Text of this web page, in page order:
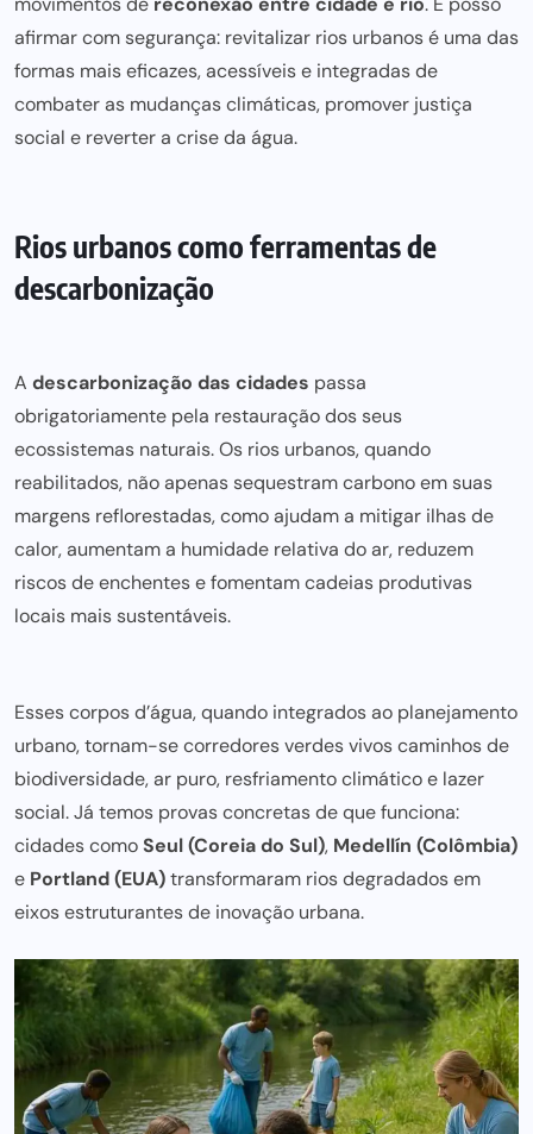
afirmar com segurança: revitalizar rios urbanos é uma das
formas mais eficazes, acessíveis e integradas de
combater as mudanças climáticas, promover justiça
social e reverter a crise da água.
Rios urbanos como ferramentas de
descarbonização
A descarbonização das cidades passa
obrigatoriamente pela restauração dos seus
ecossistemas naturais. Os rios urbanos, quando
reabilitados, não apenas sequestram carbono em suas
margens reflorestadas, como ajudam a mitigar ilhas de
calor, aumentam a humidade relativa do ar, reduzem
riscos de enchentes e fomentam cadeias produtivas
locais mais sustentáveis.
Esses corpos d’água, quando integrados ao planejamento
urbano, tornam-se corredores verdes vivos caminhos de
biodiversidade, ar puro, resfriamento climático e lazer
social. Já temos provas concretas de que funciona:
cidades comoSeul (Coreia do Sul), Medellín (Colômbia)
e Portland (EUA)transformaram rios degradados em
eixos estruturantes de inovação urbana.